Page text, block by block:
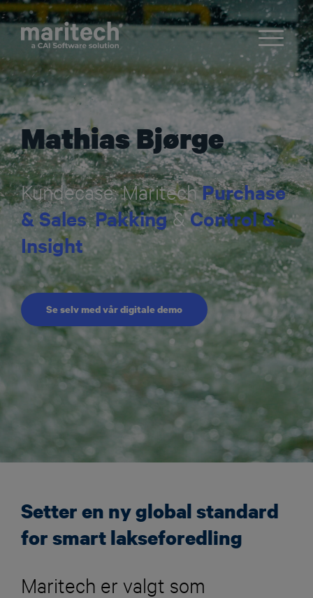
Mathias Bjørge
Kundecase: MaritechPurchase
& Sales,Pakking&Control &
Insight
Se selv med vår digitale demo
Setter en ny global standard
for smart lakseforedling
Maritech er valgt som